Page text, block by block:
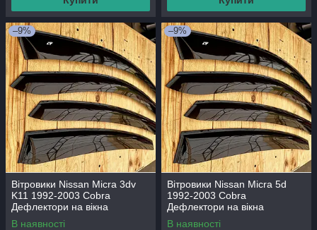
–9%
Вітровики Nissan Micra 3dv
K11 1992-2003 Cobra
Дефлектори на вікна
В наявності
–9%
Вітровики Nissan Micra 5d
1992-2003 Cobra
Дефлектори на вікна
В наявності